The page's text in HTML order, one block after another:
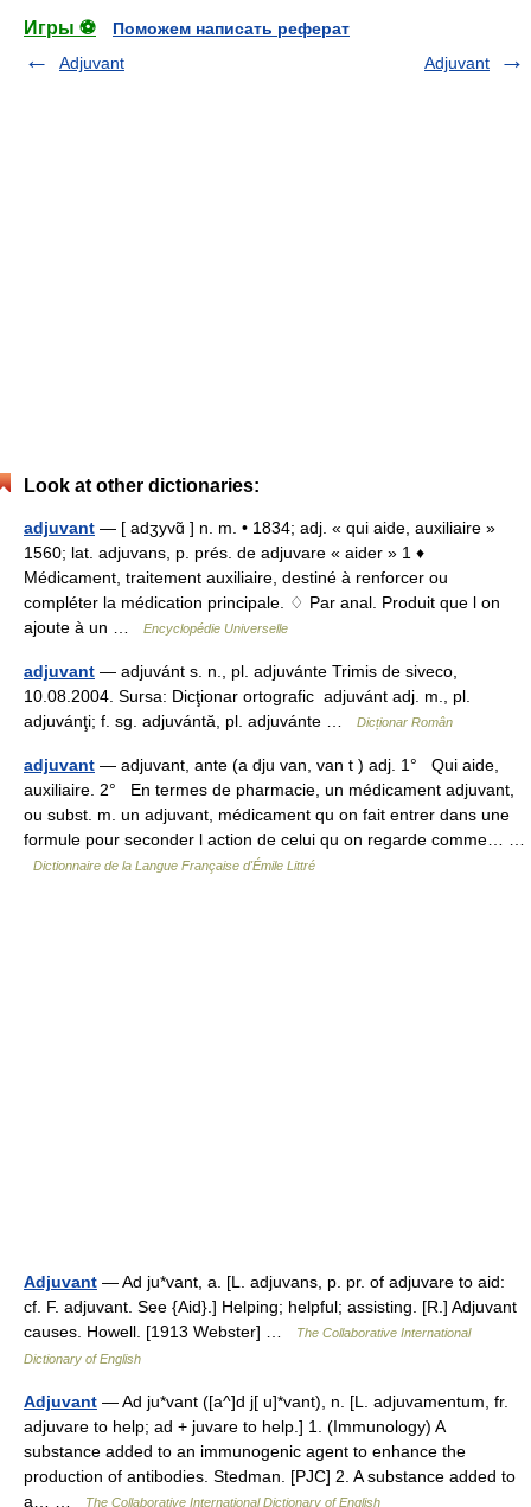
Игры ⚽
Поможем написать реферат
Adjuvant
Adjuvant
Look at other dictionaries:
adjuvant — [ adʒyvɑ̃ ] n. m. • 1834; adj. « qui aide, auxiliaire »
1560; lat. adjuvans, p. prés. de adjuvare « aider » 1 ♦
Médicament, traitement auxiliaire, destiné à renforcer ou
compléter la médication principale. ♢ Par anal. Produit que l on
ajoute à un …
Encyclopédie Universelle
adjuvant — adjuvánt s. n., pl. adjuvánte Trimis de siveco,
10.08.2004. Sursa: Dicţionar ortografic adjuvánt adj. m., pl.
adjuvánţi; f. sg. adjuvántă, pl. adjuvánte …
Dicționar Român
adjuvant — adjuvant, ante (a dju van, van t ) adj. 1° Qui aide,
auxiliaire. 2° En termes de pharmacie, un médicament adjuvant,
ou subst. m. un adjuvant, médicament qu on fait entrer dans une
formule pour seconder l action de celui qu on regarde comme… …
Dictionnaire de la Langue Française d'Émile Littré
Adjuvant — Ad ju*vant, a. [L. adjuvans, p. pr. of adjuvare to aid:
cf. F. adjuvant. See {Aid}.] Helping; helpful; assisting. [R.] Adjuvant
causes. Howell. [1913 Webster] …
The Collaborative International
Dictionary of English
Adjuvant — Ad ju*vant ([a^]d j[ u]*vant), n. [L. adjuvamentum, fr.
adjuvare to help; ad + juvare to help.] 1. (Immunology) A
substance added to an immunogenic agent to enhance the
production of antibodies. Stedman. [PJC] 2. A substance added to
a… …
The Collaborative International Dictionary of English